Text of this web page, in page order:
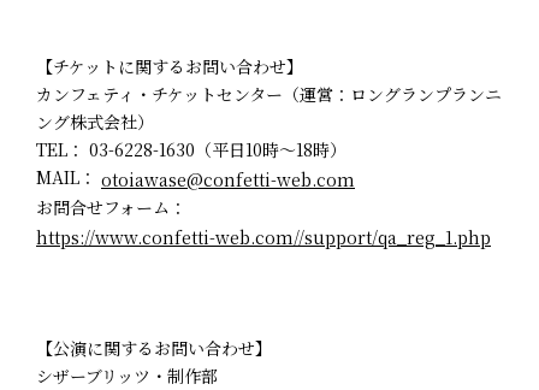
【チケットに関するお問い合わせ】
カンフェティ・チケットセンター（運営：ロングランプランニ
ング株式会社）
TEL： 03-6228-1630（平日10時～18時）
MAIL： otoiawase@confetti-web.com
お問合せフォーム：
https://www.confetti-web.com//support/qa_reg_1.php
【公演に関するお問い合わせ】
シザーブリッツ・制作部